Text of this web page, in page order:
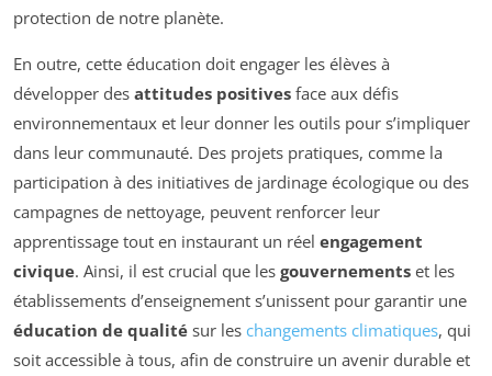
protection de notre planète.
En outre, cette éducation doit engager les élèves à
développer des attitudes positives face aux défis
environnementaux et leur donner les outils pour s’impliquer
dans leur communauté. Des projets pratiques, comme la
participation à des initiatives de jardinage écologique ou des
campagnes de nettoyage, peuvent renforcer leur
apprentissage tout en instaurant un réel engagement
civique. Ainsi, il est crucial que les gouvernements et les
établissements d’enseignement s’unissent pour garantir une
éducation de qualité sur les changements climatiques, qui
soit accessible à tous, afin de construire un avenir durable et